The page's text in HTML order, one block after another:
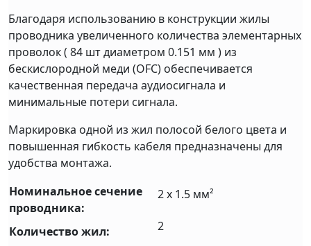
Благодаря использованию в конструкции жилы
проводника увеличенного количества элементарных
проволок ( 84 шт диаметром 0.151 мм ) из
бескислородной меди (OFC) обеспечивается
качественная передача аудиосигнала и
минимальные потери сигнала.
Маркировка одной из жил полосой белого цвета и
повышенная гибкость кабеля предназначены для
удобства монтажа.
Номинальное сечение
проводника:
2 x 1.5 мм²
Количество жил: 2